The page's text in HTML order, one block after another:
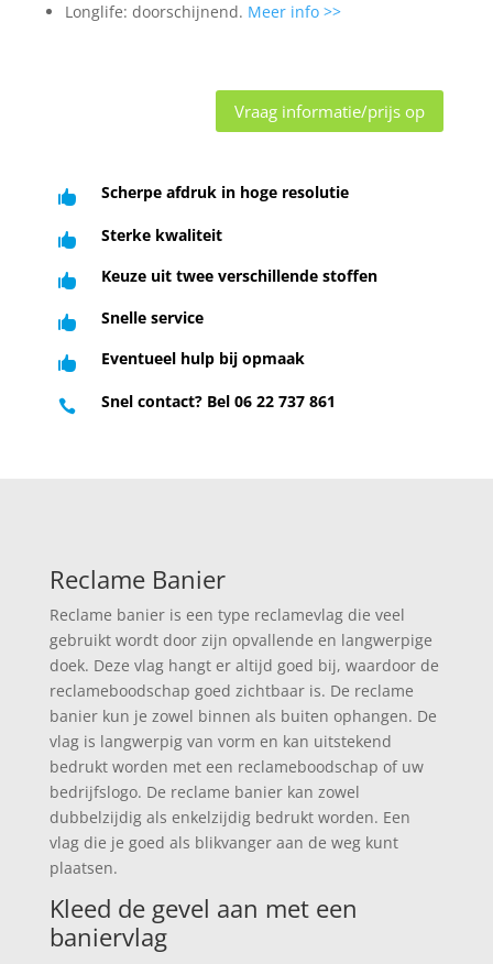
Longlife: doorschijnend. Meer info >>
Vraag informatie/prijs op
 Scherpe afdruk in hoge resolutie
 Sterke kwaliteit
 Keuze uit twee verschillende stoffen
 Snelle service
 Eventueel hulp bij opmaak
 Snel contact? Bel 06 22 737 861
Reclame Banier
Reclame banier is een type reclamevlag die veel
gebruikt wordt door zijn opvallende en langwerpige
doek. Deze vlag hangt er altijd goed bij, waardoor de
reclameboodschap goed zichtbaar is. De reclame
banier kun je zowel binnen als buiten ophangen. De
vlag is langwerpig van vorm en kan uitstekend
bedrukt worden met een reclameboodschap of uw
bedrijfslogo. De reclame banier kan zowel
dubbelzijdig als enkelzijdig bedrukt worden. Een
vlag die je goed als blikvanger aan de weg kunt
plaatsen.
Kleed de gevel aan met een
baniervlag